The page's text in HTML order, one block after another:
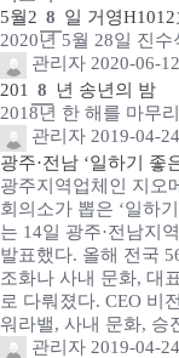
5월2 8 일 거영
2020년 5월 28일 진
관리자 2020-06-
201
8 년 송년의 밤
2018년 한 해를 마무
관리자 2019-04-
광주·전남 ‘일하기 좋
광주지역업체인 지오
회의소가 뽑은 ‘일하
는 14일 광주·전남지
발표했다. 올해 전국
조화나 사내 문화, 대
로 다뤄졌다. CEO 비
워라밸, 사내 문화, 승
관리자 2019-04-